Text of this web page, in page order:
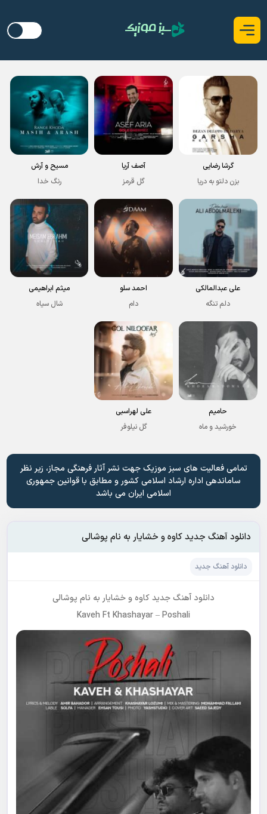
گرشا رضایی
بزن دلتو به دریا
آصف آریا
گل قرمز
مسیح و آرش
رنگ خدا
علی عبدالمالکی
دلم تنگه
احمد سلو
دام
میثم ابراهیمی
شال سیاه
حامیم
خورشید و ماه
علی لهراسبی
گل نیلوفر
تمامی فعالیت های سبز موزیک جهت نشر آثار فرهنگی مجاز، زیر نظر
ساماندهی اداره ارشاد اسلامی کشور و مطابق با قوانین جمهوری
اسلامی ایران می باشد
دانلود آهنگ جدید کاوه و خشایار به نام پوشالی
دانلود آهنگ جدید
دانلود آهنگ جدیدکاوه و خشایار به نام پوشالی
Kaveh Ft Khashayar–Poshali